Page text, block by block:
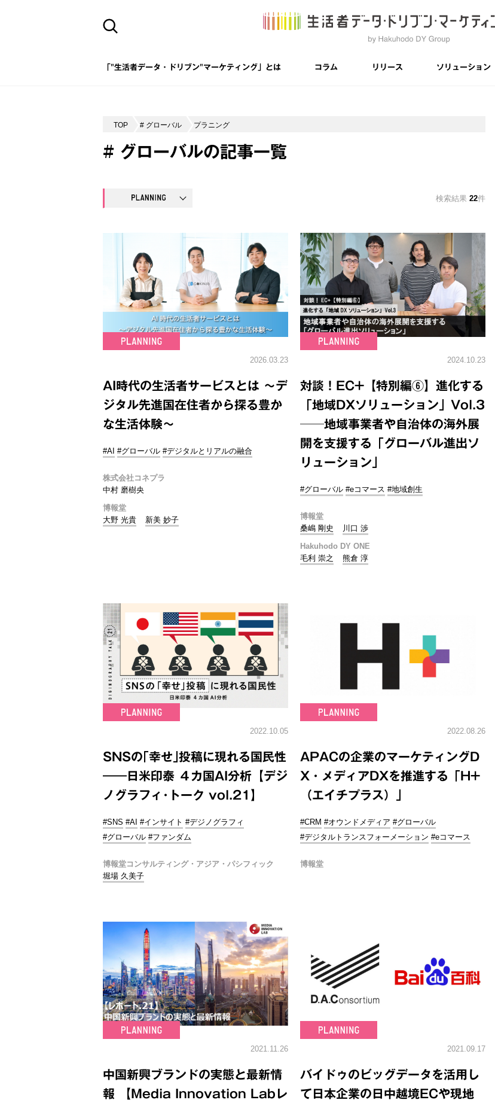
「"生活者データ・ドリブン"マーケティング」とは コラム リリース ソリューション
TOP # グローバル プラニング
# グローバルの記事一覧
検索結果 22件
2026.03.23
AI時代の生活者サービスとは ～デ
ジタル先進国在住者から探る豊か
な生活体験～
#AI #グローバル #デジタルとリアルの融合
株式会社コネプラ
中村 磨樹央
博報堂
大野 光貴
新美 妙子
2024.10.23
対談！EC+【特別編⑥】進化する
「地域DXソリューション」Vol.3
──地域事業者や自治体の海外展
開を支援する「グローバル進出ソ
リューション」
#グローバル #eコマース #地域創生
博報堂
桑嶋 剛史
川口 渉
Hakuhodo DY ONE
毛利 崇之
熊倉 淳
2022.10.05
SNSの｢幸せ｣投稿に現れる国民性
――日米印泰 ４カ国AI分析【デジ
ノグラフィ･トーク vol.21】
#SNS #AI #インサイト #デジノグラフィ
#グローバル #ファンダム
博報堂コンサルティング・アジア・パシフィック
堀場 久美子
2022.08.26
APACの企業のマーケティングD
X・メディアDXを推進する「H+
（エイチプラス）」
#CRM #オウンドメディア #グローバル
#デジタルトランスフォーメーション #eコマース
博報堂
2021.11.26
中国新興ブランドの実態と最新情
報 【Media Innovation Labレ
2021.09.17
バイドゥのビッグデータを活用し
て日本企業の日中越境ECや現地